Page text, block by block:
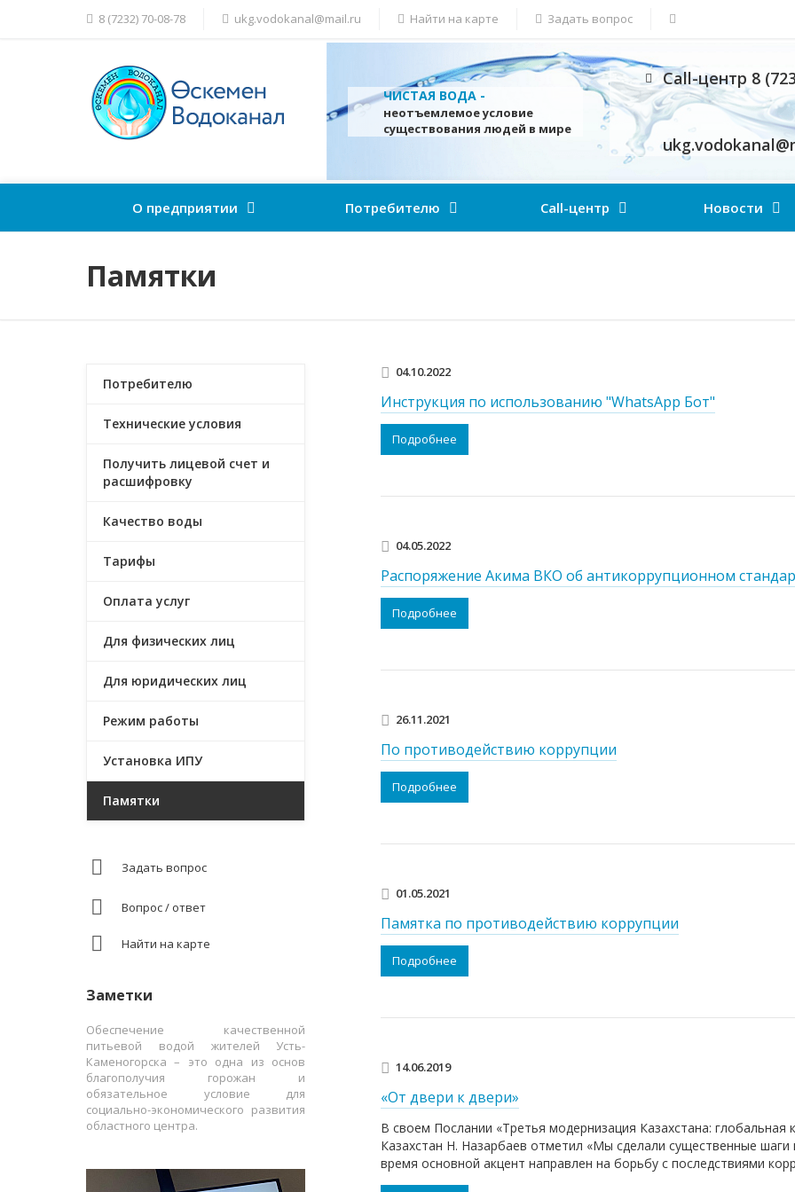
8 (7232) 70-08-78 ukg.vodokanal@mail.ru Найти на карте Задать вопрос
ЧИСТАЯ ВОДА -
неотъемлемое условие
существования людей в мире
Call-центр 8
О предприятии Потребителю Call-центр Новости
Памятки
04.10.2022
Инструкция по использованию "WhatsApp Бот"
Подробнее
04.05.2022
Распоряжение Акима ВКО об антикоррупционном
Подробнее
26.11.2021
По противодействию коррупции
Подробнее
01.05.2021
Памятка по противодействию коррупции
Подробнее
14.06.2019
«От двери к двери»
В своем Послании «Третья модернизация Казахстана: глобальная
Казахстан Н. Назарбаев отметил «Мы сделали существенные
время основной акцент направлен на борьбу с последствиями
Потребителю
Технические условия
Получить лицевой счет и
расшифровку
Качество воды
Тарифы
Оплата услуг
Для физических лиц
Для юридических лиц
Режим работы
Установка ИПУ
Памятки
Задать вопрос
Вопрос / ответ
Найти на карте
Заметки
Обеспечение качественной
питьевой водой жителей Усть-
Каменогорска – это одна из основ
благополучия горожан и
обязательное условие для
социально-экономического развития
областного центра.